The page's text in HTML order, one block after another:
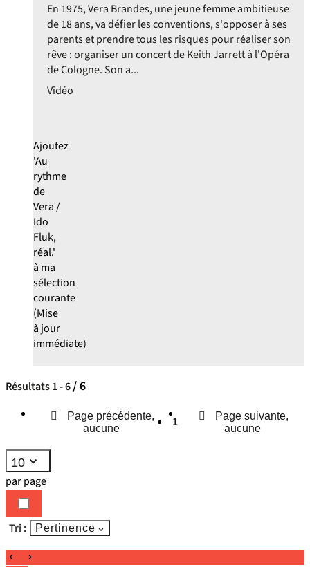
En 1975, Vera Brandes, une jeune femme ambitieuse
de 18 ans, va défier les conventions, s'opposer à ses
parents et prendre tous les risques pour réaliser son
rêve : organiser un concert de Keith Jarrett à l'Opéra
de Cologne. Son a...
Vidéo
Ajoutez
'Au
rythme
de
Vera /
Ido
Fluk,
réal.'
à ma
sélection
courante
(Mise
à jour
immédiate)
Résultats1-6/ 6
Page précédente,
aucune
1
Page suivante,
aucune
10
par page
Tri : Pertinence